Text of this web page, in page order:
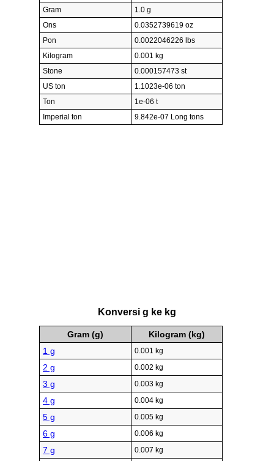
Gram
1.0 g
Ons
0.0352739619 oz
Pon
0.0022046226 lbs
Kilogram
0.001 kg
Stone
0.000157473 st
US ton
1.1023e-06 ton
Ton
1e-06 t
Imperial ton
9.842e-07 Long tons
Konversi g ke kg
Gram (g)
Kilogram (kg)
1 g
0.001 kg
2 g 0.002 kg
3 g 0.003 kg
4 g 0.004 kg
5 g 0.005 kg
6 g 0.006 kg
7 g 0.007 kg